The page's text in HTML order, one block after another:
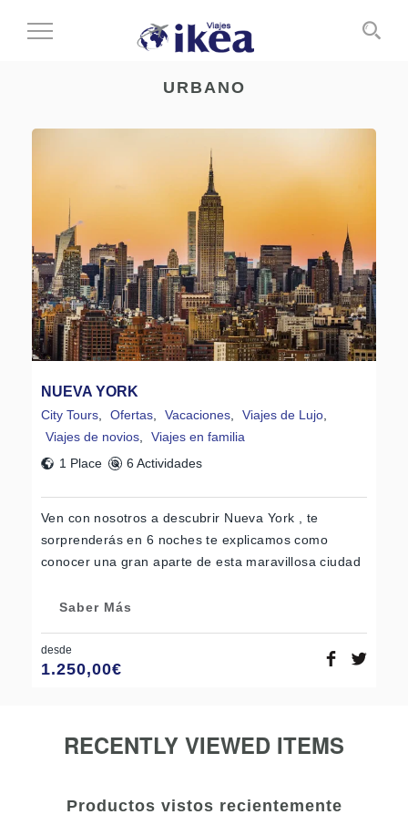
Cambiar
URBANO
NUEVA YORK
City Tours Ofertas Vacaciones Viajes de Lujo
Viajes de novios
Viajes en familia
1 Place
6 Actividades
Ven con nosotros a descubrir Nueva York , te
sorprenderás en 6 noches te explicamos como
conocer una gran aparte de esta maravillosa ciudad
Saber Más
desde
1.250,00€
RECENTLY VIEWED ITEMS
Productos vistos recientemente